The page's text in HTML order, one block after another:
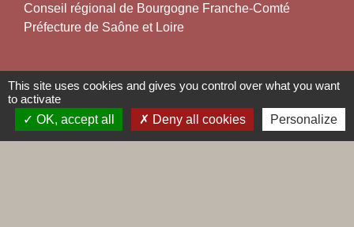
Conseil régional de Bourgogne Franche-Comté
Préfecture de Saône et Loire
Labels
Natura 2000
This site uses cookies and gives you control over what you want
to activate
OK, accept all
Deny all cookies Personalize